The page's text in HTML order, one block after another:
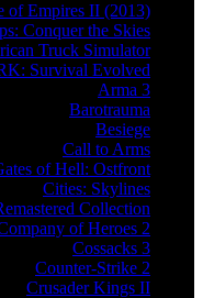
of Empires II (2013)
Conquer the Skies
Truck Simulator
Survival Evolved
Arma 3
Barotrauma
Besiege
Call to Arms
of Hell: Ostfront
Cities: Skylines
Collection
of Heroes 2
Cossacks 3
Counter-Strike 2
Crusader Kings II